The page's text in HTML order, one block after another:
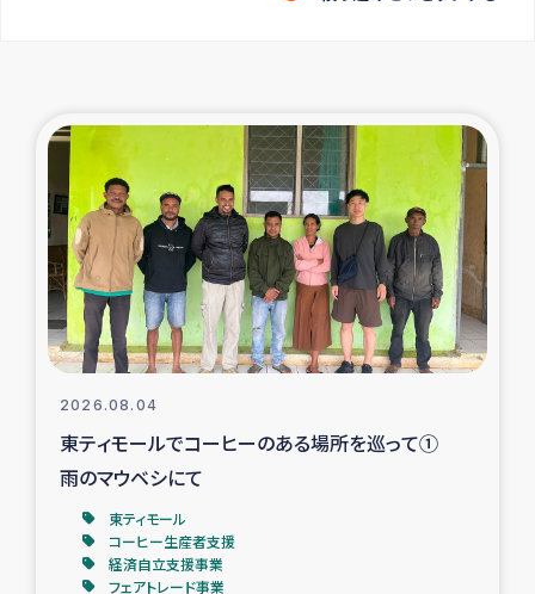
東ティモール豪雨緊急支援
大雨による洪水被災者支援
カカオ生産者支援事業
シリア国内避難民・帰還民の生活再建支援
トルコにおけるシリア難民支援事業
インドネシア中部 スラウェシの地震・津波被災者支援
スリランカ ジャフナ県干物事業
2026.08.04
東ティモールでコーヒーのある場所を巡って①
雨のマウベシにて
東ティモール
コーヒー生産者支援
経済自立支援事業
フェアトレード事業